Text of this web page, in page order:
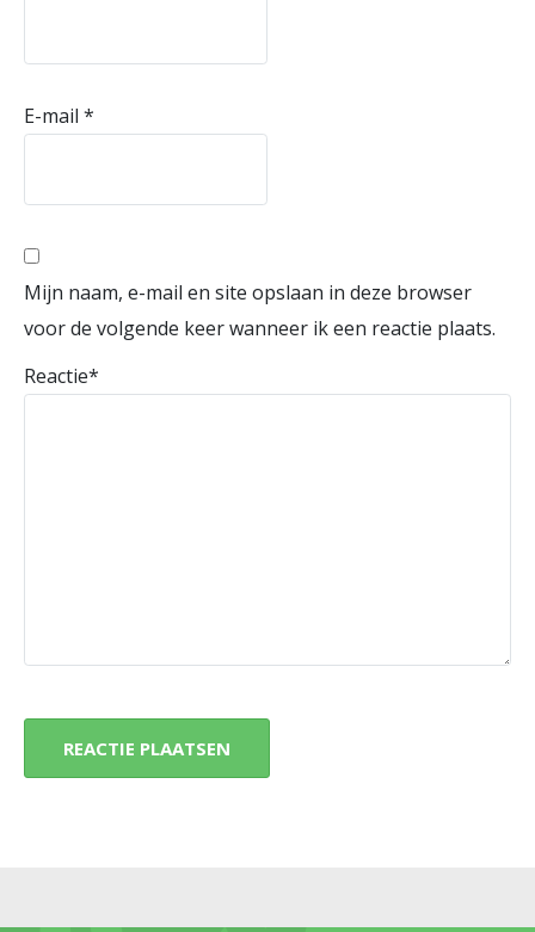
E-mail *
Mijn naam, e-mail en site opslaan in deze browser
voor de volgende keer wanneer ik een reactie plaats.
Reactie*